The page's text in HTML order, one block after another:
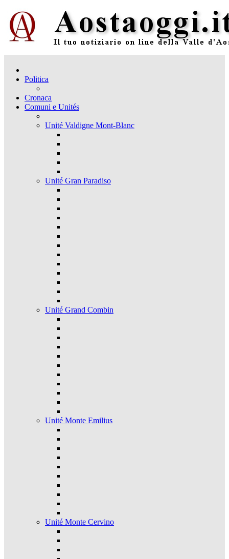
Politica
Cronaca
Comuni e Unités
Unité Valdigne Mont-Blanc
Unité Gran Paradiso
Unité Grand Combin
Unité Monte Emilius
Unité Monte Cervino